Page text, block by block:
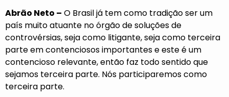
Abrão Neto – O Brasil já tem como tradição ser um
país muito atuante no órgão de soluções de
controvérsias, seja como litigante, seja como terceira
parte em contenciosos importantes e este é um
contencioso relevante, então faz todo sentido que
sejamos terceira parte. Nós participaremos como
terceira parte.